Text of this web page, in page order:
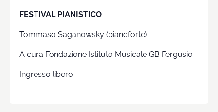
FESTIVAL PIANISTICO
Tommaso Saganowsky (pianoforte)
A cura Fondazione Istituto Musicale GB Fergusio
Ingresso libero